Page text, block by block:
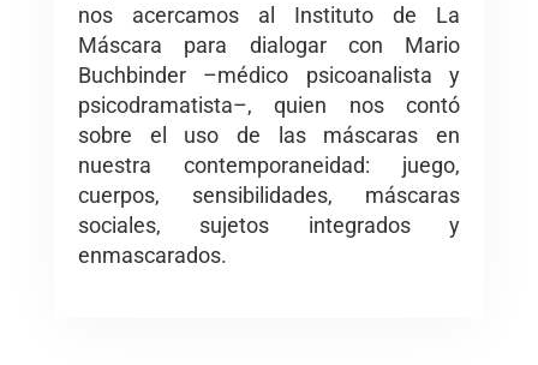
nos acercamos al Instituto de La
Máscara para dialogar con Mario
Buchbinder –médico psicoanalista y
psicodramatista–, quien nos contó
sobre el uso de las máscaras en
nuestra contemporaneidad: juego,
cuerpos, sensibilidades, máscaras
sociales, sujetos integrados y
enmascarados.